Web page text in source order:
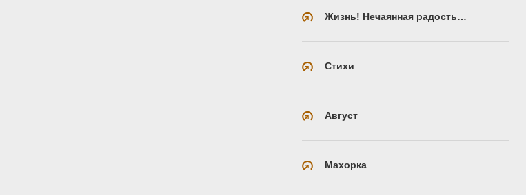
Жизнь! Нечаянная радость…
Стихи
Август
Махорка